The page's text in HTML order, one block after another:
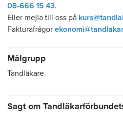
08-666 15 43.
Eller mejla till oss på
Fakturafrågor
Målgrupp
Tandläkare
Sagt om